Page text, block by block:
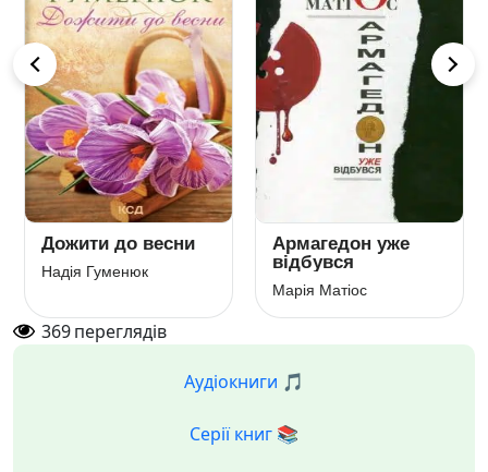
Дожити до весни
Надія Гуменюк
Армагедон уже
відбувся
Марія Матіос
369переглядів
Аудіокниги 🎵
Серії книг 📚